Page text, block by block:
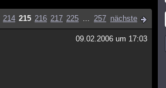
214 215 216 217 225 ... 257 nächste
09.02.2006 um 17:03